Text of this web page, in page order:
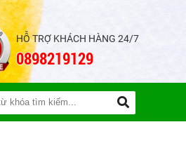
HỖ TRỢ KHÁCH HÀNG 24/7
0898219129